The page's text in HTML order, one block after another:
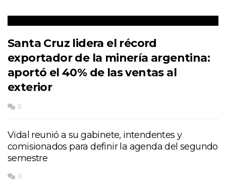
Santa Cruz lidera el récord
exportador de la minería argentina:
aportó el 40% de las ventas al
exterior
0
Vidal reunió a su gabinete, intendentes y
comisionados para definir la agenda del segundo
semestre
0